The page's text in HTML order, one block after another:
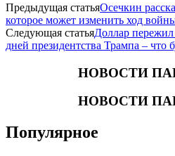
Предыдущая статьяОсечкин
которое может изменить ход
Следующая статьяДоллар
дней президентства Трампа – что
НОВОСТИ
НОВОСТИ
Популярное